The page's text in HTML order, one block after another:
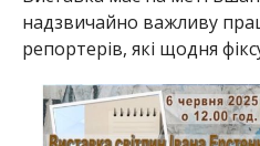
надзвичайно важливу
репортерів, які щодня